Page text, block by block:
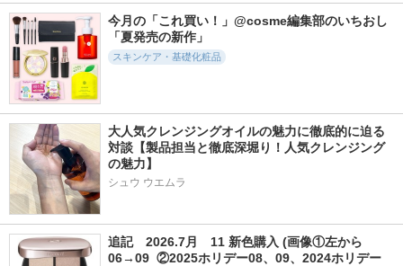
今月の「これ買い！」@cosme編集部のいちおし
「夏発売の新作」
スキンケア・基礎化粧品
大人気クレンジングオイルの魅力に徹底的に迫る
対談【製品担当と徹底深堀り！人気クレンジング
の魅力】
シュウ ウエムラ
追記　2026.7月　11 新色購入 (画像①左から
06→09  ②2025ホリデー08、09、2024ホリデー